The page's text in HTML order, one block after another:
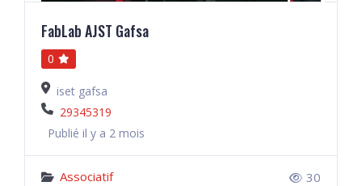
FabLab AJST Gafsa
0
iset gafsa
29345319
Publié il y a 2 mois
Associatif 30